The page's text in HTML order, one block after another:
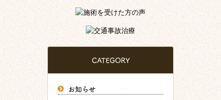
CATEGORY
お知らせ